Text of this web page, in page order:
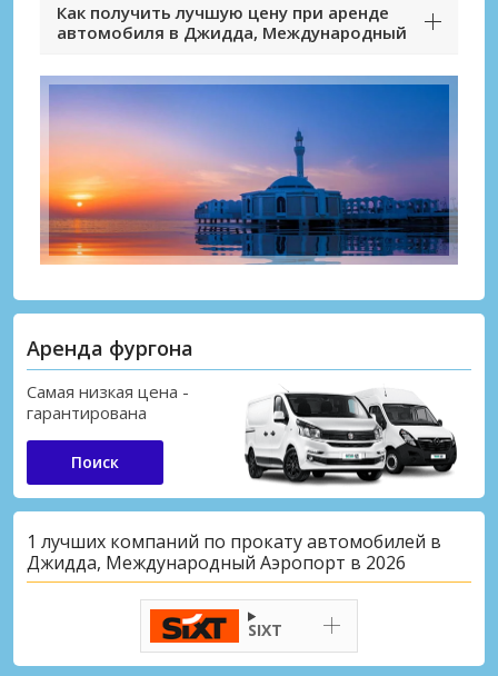
Как получить лучшую цену при аренде
автомобиля в Джидда, Международный
Аренда фургона
Самая низкая цена -
гарантирована
Поиск
1 лучших компаний по прокату автомобилей в
Джидда, Международный Аэропорт в 2026
SIXT